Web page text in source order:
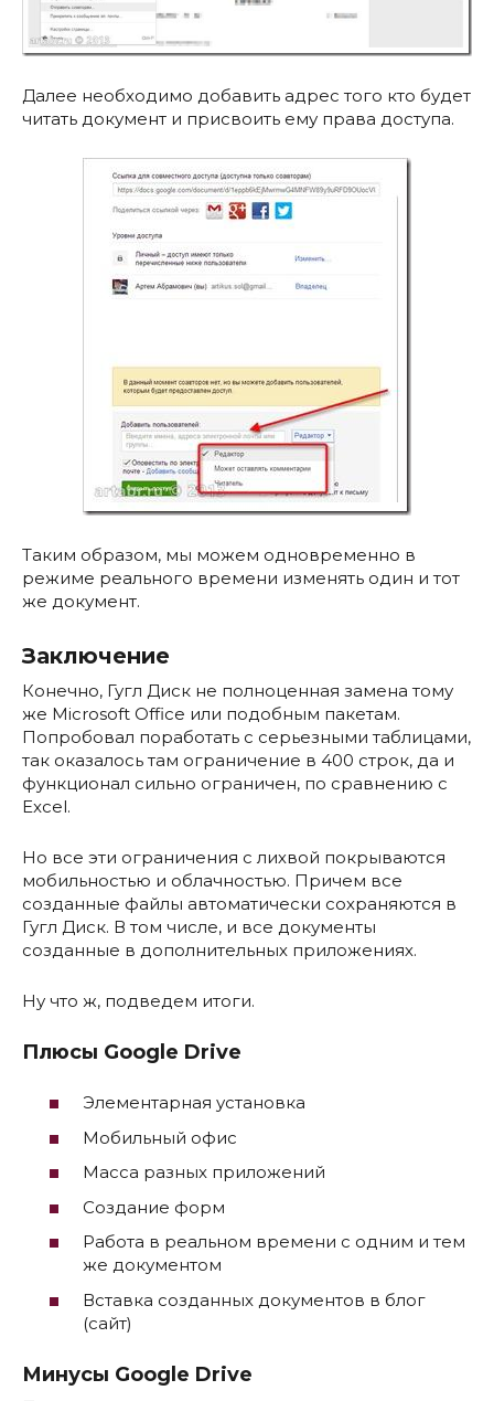
Далее необходимо добавить адрес того кто будет
читать документ и присвоить ему права доступа.
Таким образом, мы можем одновременно в
режиме реального времени изменять один и тот
же документ.
Заключение
Конечно, Гугл Диск не полноценная замена тому
же Microsoft Office или подобным пакетам.
Попробовал поработать с серьезными таблицами,
так оказалось там ограничение в 400 строк, да и
функционал сильно ограничен, по сравнению с
Excel.
Но все эти ограничения с лихвой покрываются
мобильностью и облачностью. Причем все
созданные файлы автоматически сохраняются в
Гугл Диск. В том числе, и все документы
созданные в дополнительных приложениях.
Ну что ж, подведем итоги.
Плюсы Google Drive
Элементарная установка
Мобильный офис
Масса разных приложений
Создание форм
Работа в реальном времени с одним и тем
же документом
Вставка созданных документов в блог
(сайт)
Минусы Google Drive